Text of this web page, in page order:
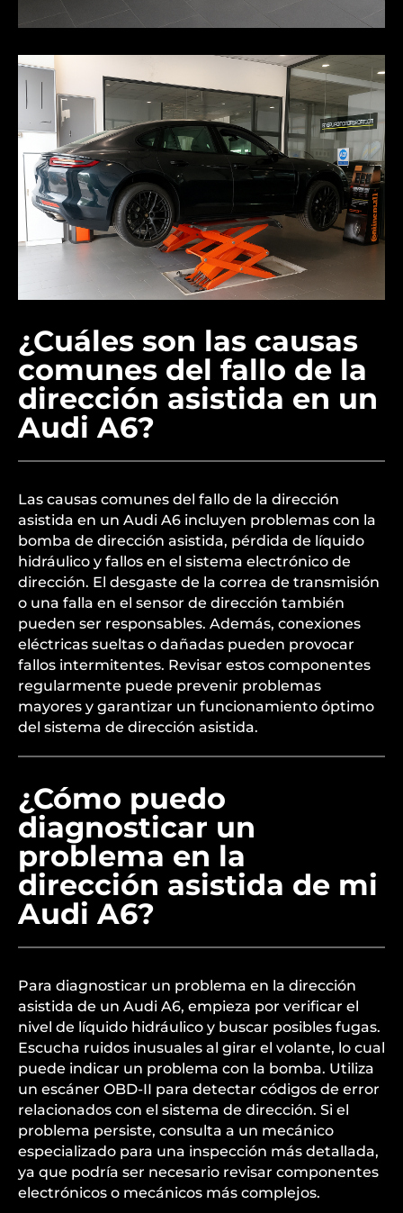
¿Cuáles son las causas
comunes del fallo de la
dirección asistida en un
Audi A6?
Las causas comunes del fallo de la dirección
asistida en un Audi A6 incluyen problemas con la
bomba de dirección asistida, pérdida de líquido
hidráulico y fallos en el sistema electrónico de
dirección. El desgaste de la correa de transmisión
o una falla en el sensor de dirección también
pueden ser responsables. Además, conexiones
eléctricas sueltas o dañadas pueden provocar
fallos intermitentes. Revisar estos componentes
regularmente puede prevenir problemas
mayores y garantizar un funcionamiento óptimo
del sistema de dirección asistida.
¿Cómo puedo
diagnosticar un
problema en la
dirección asistida de mi
Audi A6?
Para diagnosticar un problema en la dirección
asistida de un Audi A6, empieza por verificar el
nivel de líquido hidráulico y buscar posibles fugas.
Escucha ruidos inusuales al girar el volante, lo cual
puede indicar un problema con la bomba. Utiliza
un escáner OBD-II para detectar códigos de error
relacionados con el sistema de dirección. Si el
problema persiste, consulta a un mecánico
especializado para una inspección más detallada,
ya que podría ser necesario revisar componentes
electrónicos o mecánicos más complejos.